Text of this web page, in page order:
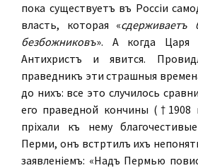
пока существуетъ въ Россіи
власть, которая «сдерживаетъ
безбожниковъ». А когда Царя
Антихристъ и явится.
праведникъ эти страшныя
до нихъ: все это случилось
его праведной кончины (†1908
пріѣхали къ нему
Перми, онъ встрѣтилъ ихъ
заявленіемъ: «Надъ Пермью